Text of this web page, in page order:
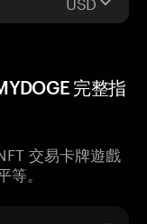
完整指
交易卡牌遊戲
。